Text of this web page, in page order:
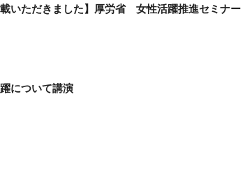
載いただきました】厚労省 女性活躍推進セミナー
について講演